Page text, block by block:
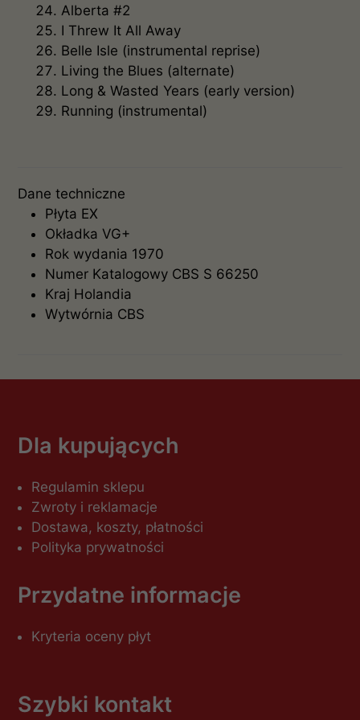
Alberta #2
I Threw It All Away
Belle Isle (instrumental reprise)
Living the Blues (alternate)
Long & Wasted Years (early version)
Running (instrumental)
Dane techniczne
Płyta EX
Okładka VG+
Rok wydania 1970
Numer Katalogowy CBS S 66250
Kraj Holandia
Wytwórnia CBS
Dla kupujących
Regulamin sklepu
Zwroty i reklamacje
Dostawa, koszty, płatności
Polityka prywatności
Przydatne informacje
Kryteria oceny płyt
Szybki kontakt